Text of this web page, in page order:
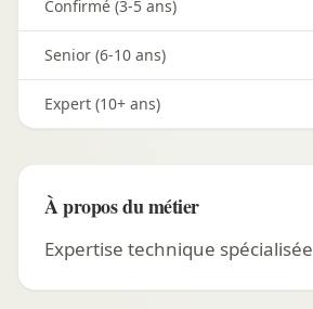
Confirmé (3-5 ans)
Senior (6-10 ans)
Expert (10+ ans)
À propos du métier
Expertise technique spécialisée